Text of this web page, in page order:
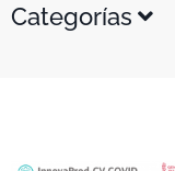
Categorías